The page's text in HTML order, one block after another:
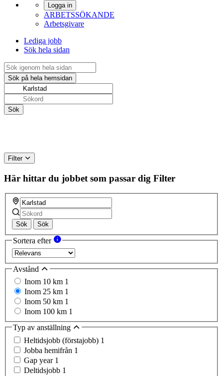
Logga in
ARBETSSÖKANDE
Arbetsgivare
Lediga jobb
Sök hela sidan
Filter
Här hittar du jobbet som passar dig Filter
Sök Sök
Sortera efter
Avstånd
Inom 10 km 1
Inom 25 km 1
Inom 50 km 1
Inom 100 km 1
Typ av anställning
Heltidsjobb (förstajobb) 1
Jobba hemifrån 1
Gap year 1
Deltidsjobb 1